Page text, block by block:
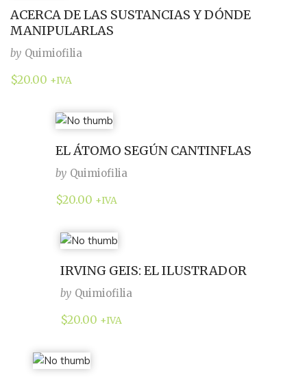
ACERCA DE LAS SUSTANCIAS Y DÓNDE
MANIPULARLAS
by Quimiofilia
$20.00 +IVA
EL ÁTOMO SEGÚN CANTINFLAS
by Quimiofilia
$20.00 +IVA
IRVING GEIS: EL ILUSTRADOR
by Quimiofilia
$20.00 +IVA